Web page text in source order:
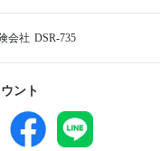
会社 DSR-735
ント